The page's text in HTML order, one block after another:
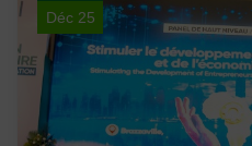
Déc 25